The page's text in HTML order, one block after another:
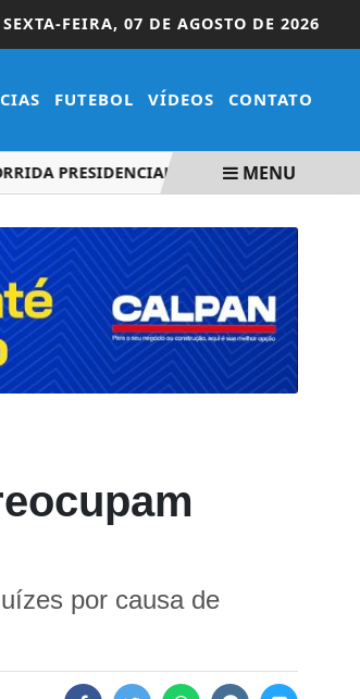
SEXTA-FEIRA, 07 DE AGOSTO DE 2026
FUTEBOL VÍDEOS CONTATO
PRESIDENCIAL STJ CONDENA
MENU
por causa de